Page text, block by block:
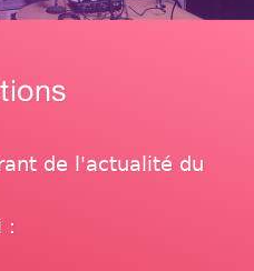
de l'actualité du
: